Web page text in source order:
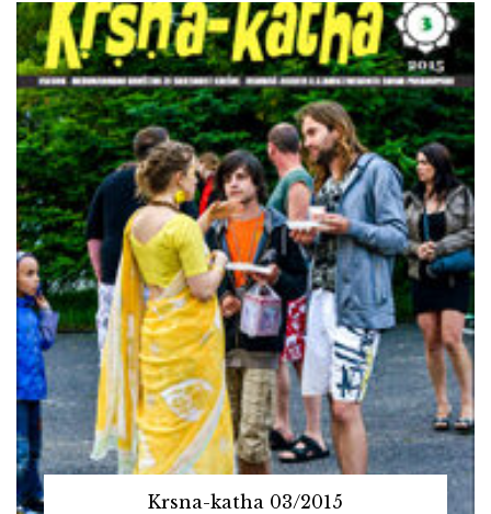
Krsna-katha 03/2015